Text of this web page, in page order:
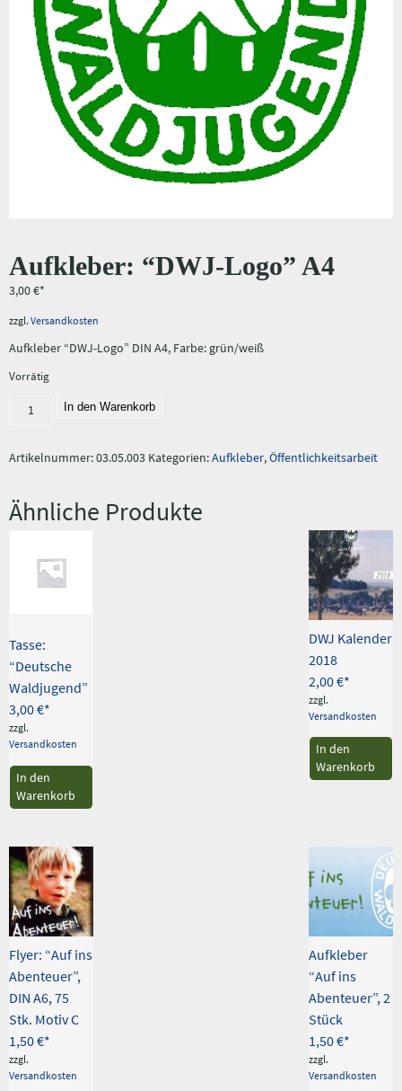
Aufkleber: “DWJ-Logo” A4
3,00€
zzgl. Versandkosten
Aufkleber “DWJ-Logo” DIN A4, Farbe: grün/weiß
Vorrätig
Aufkleber:
A4
In den Warenkorb
Artikelnummer:03.05.003 Kategorien:Aufkleber,Öffentlichkeitsarbeit
Ähnliche Produkte
Tasse:
“Deutsche
Waldjugend”
3,00€
zzgl.
Versandkosten
In den
Warenkorb
DWJ Kalender
2018
2,00€
zzgl.
Versandkosten
In den
Warenkorb
Flyer: “Auf ins
Abenteuer”,
DIN A6, 75
Stk. Motiv C
1,50€
zzgl.
Versandkosten
Aufkleber
“Auf ins
Abenteuer”, 2
Stück
1,50€
zzgl.
Versandkosten